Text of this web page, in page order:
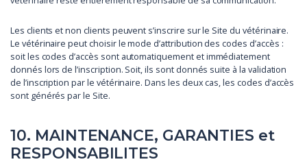
Les clients et non clients peuvent s’inscrire sur le Site du vétérinaire.
Le vétérinaire peut choisir le mode d’attribution des codes d’accès :
soit les codes d’accès sont automatiquement et immédiatement
donnés lors de l’inscription. Soit, ils sont donnés suite à la validation
de l’inscription par le vétérinaire. Dans les deux cas, les codes d’accès
sont générés par le Site.
10. MAINTENANCE, GARANTIES et
RESPONSABILITES